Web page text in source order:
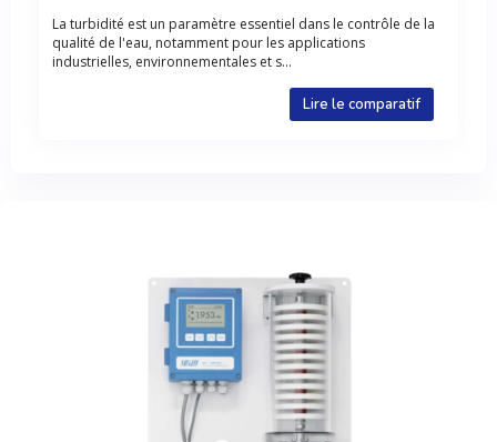
La turbidité est un paramètre essentiel dans le contrôle de la
qualité de l'eau, notamment pour les applications
industrielles, environnementales et s...
Lire le comparatif